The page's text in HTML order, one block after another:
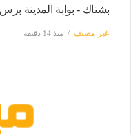
بشتاك - بوابة المدينة برس
غير مصنف منذ 14 دقيقة